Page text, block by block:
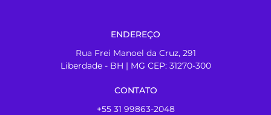
ENDEREÇO
Rua Frei Manoel da Cruz, 291
Liberdade - BH | MG CEP: 31270-300
CONTATO
+55 31 99863-2048